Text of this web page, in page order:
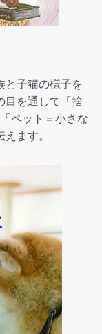
と子猫の様子を
目を通して「捨
ペット＝小さな
ます。